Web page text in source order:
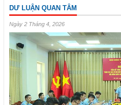
DƯ LUẬN QUAN TÂM
Ngày 2 Tháng 4, 2026